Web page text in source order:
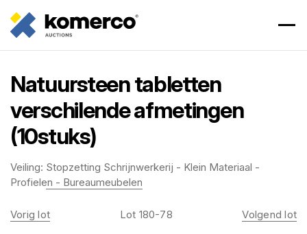
Natuursteen tabletten
verschilende afmetingen
(10stuks)
Veiling: Stopzetting Schrijnwerkerij - Klein Materiaal -
Profielen - Bureaumeubelen
Vorig lot Lot 180-78 Volgend lot